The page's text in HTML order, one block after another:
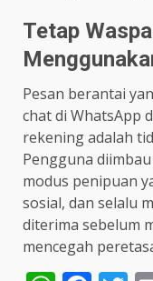
Tetap
Pesan berantai
chat di WhatsApp
rekening adalah
Pengguna
modus penipuan
sosial, dan selalu
diterima sebelum
mencegah